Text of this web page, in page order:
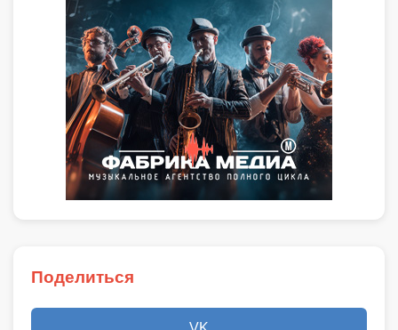
Поделиться